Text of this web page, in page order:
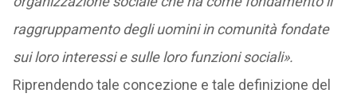
raggruppamento degli uomini in comunità fondate
sui loro interessi e sulle loro funzioni sociali».
Riprendendo tale concezione e tale definizione del